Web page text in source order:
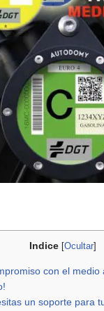
Indice [Ocultar]
con el medio
un soporte para